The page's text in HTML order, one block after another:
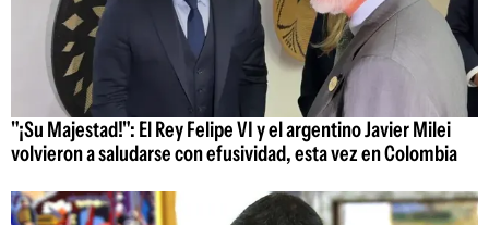
"¡Su Majestad!": El Rey Felipe VI y el argentino Javier Milei
volvieron a saludarse con efusividad, esta vez en Colombia